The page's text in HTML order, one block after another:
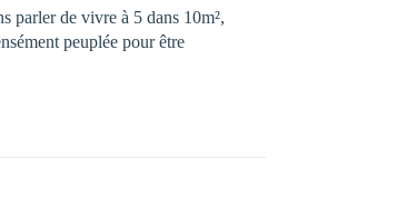
parler de vivre à 5 dans 10m²,
peuplée pour être